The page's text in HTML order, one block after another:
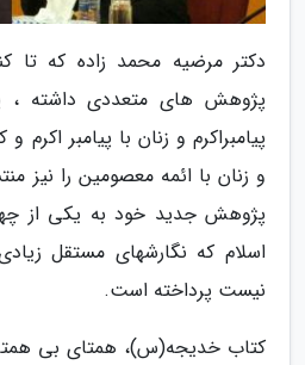
دکتر مرضیه محمد زاده که تا
پژوهش های متعددی داشته ،
پیامبراکرم و زنان با پیامبر
و زنان با ائمه معصومین را نیز
پژوهش جدید خود به یکی از
اسلام که نگارشهای مستقل
نیست پرداخته است.
کتاب خدیجه(س)، همتای بی